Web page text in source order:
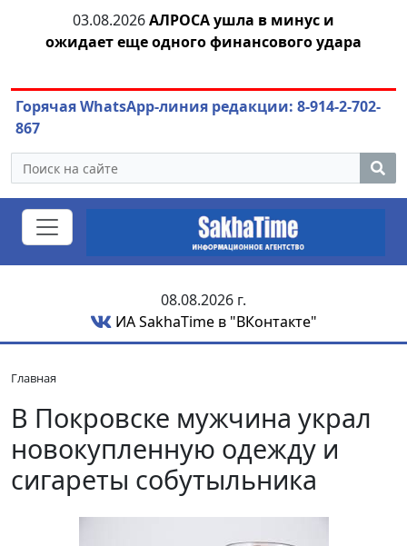
03.08.2026АЛРОСА ушла в минус и
ожидает еще одного финансового удара
Горячая WhatsApp-линия редакции: 8-914-2-702-
867
08.08.2026 г.
ИА SakhaTime в "ВКонтакте"
Главная
В Покровске мужчина украл
новокупленную одежду и
сигареты собутыльника